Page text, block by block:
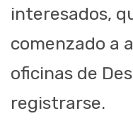
interesados,
comenzado a
oficinas de
registrarse.